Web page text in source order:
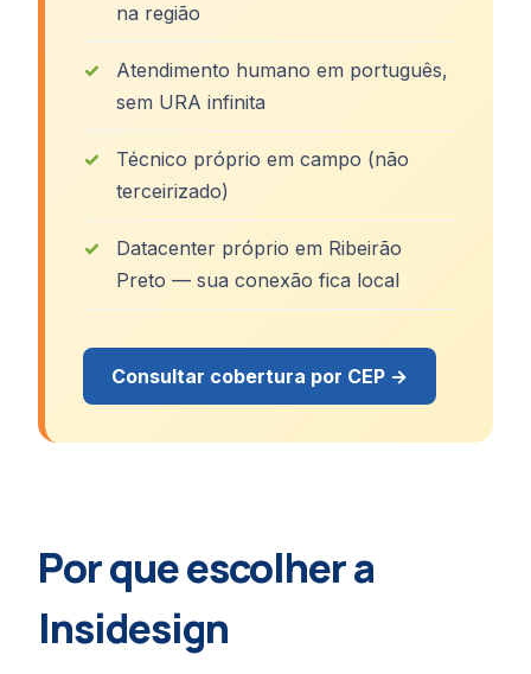
na região
Atendimento humano em português,
sem URA infinita
Técnico próprio em campo (não
terceirizado)
Datacenter próprio em Ribeirão
Preto — sua conexão fica local
Consultar cobertura por CEP →
Por que escolher a
Insidesign